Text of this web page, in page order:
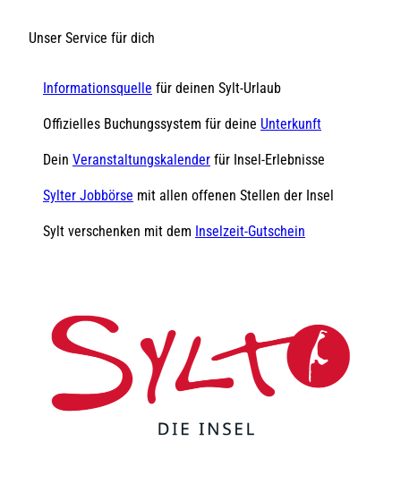
Unser Service für dich
Informationsquelle für deinen Sylt-Urlaub
Offizielles Buchungssystem für deine Unterkunft
Dein Veranstaltungskalender für Insel-Erlebnisse
Sylter Jobbörse mit allen offenen Stellen der Insel
Sylt verschenken mit dem Inselzeit-Gutschein